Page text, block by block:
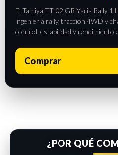
El Tamiya TT-02 GR Yaris Rally 1
ingeniería rally, tracción 4WD y
control, estabilidad y rendimiento
Comprar
¿POR QUÉ